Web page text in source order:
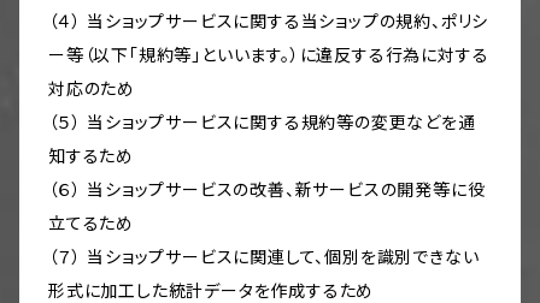
（４） 当ショップサービスに関する当ショップの規約、ポリシ
ー等（以下「規約等」といいます。）に違反する行為に対する
対応のため
（５） 当ショップサービスに関する規約等の変更などを通
知するため
（６） 当ショップサービスの改善、新サービスの開発等に役
立てるため
（７） 当ショップサービスに関連して、個別を識別できない
形式に加工した統計データを作成するため